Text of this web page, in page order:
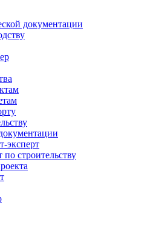
документации
эксперт
строительству